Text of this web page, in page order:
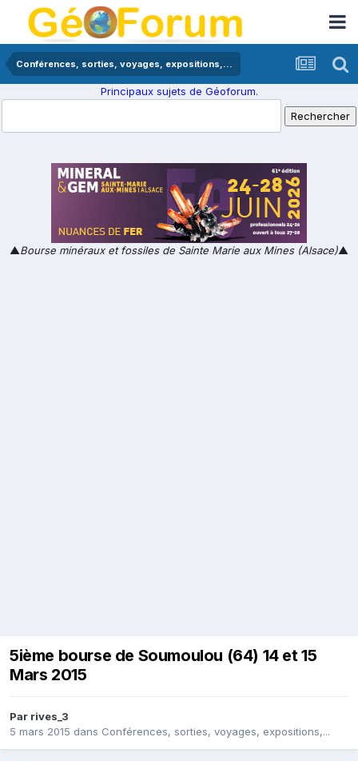
Conférences, sorties, voyages, expositions,...
Principaux sujets de Géoforum.
▲Bourse minéraux et fossiles de Sainte Marie aux Mines (Alsace)▲
5ième bourse de Soumoulou (64) 14 et 15
Mars 2015
Par rives_3
5 mars 2015 dans Conférences, sorties, voyages, expositions,...